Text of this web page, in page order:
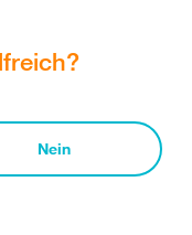
Nein